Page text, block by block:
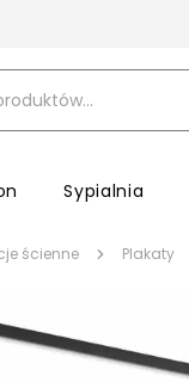
Sypialnia
ścienne Plakaty